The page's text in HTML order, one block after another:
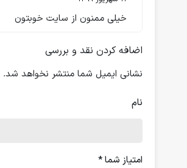
خیلی ممنون از سایت خوبتون
اضافه کردن نقد و بررسی
نشانی ایمیل شما منتشر نخواهد شد.
نام
امتیاز شما*